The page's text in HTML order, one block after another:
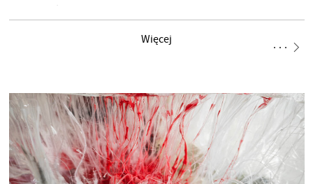
przestrzeń spokoju i wyciszenia. Autostrada między Teruel
jałowe serce Aragonii (Hiszpania). Droga wydaje się ciągnąć
nakręconych filmach widnieje napis „MAKE TERUEL GREAT
AGAIN”. Teruel to prowincja naznaczona niedawną i nadmierną
Więcej